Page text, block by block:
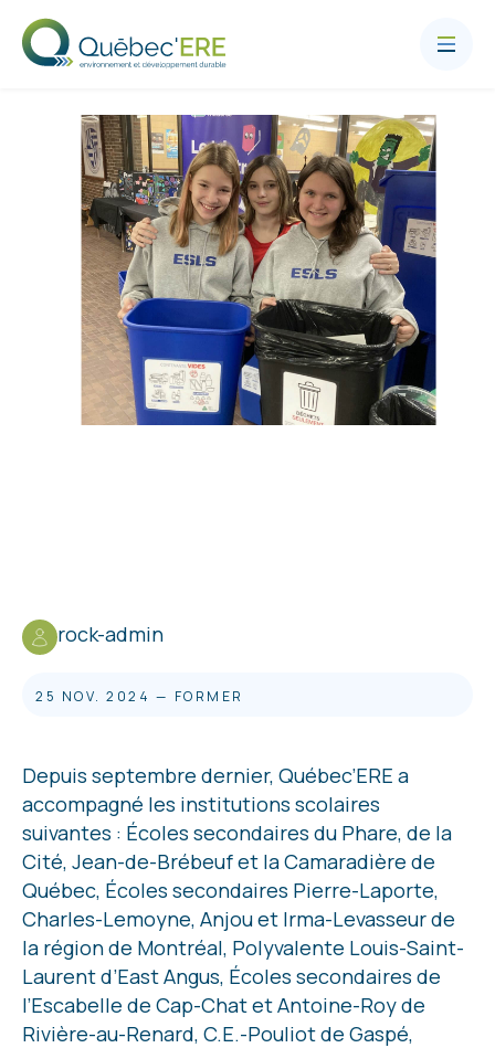
rock-admin
25 NOV. 2024 — FORMER
Depuis septembre dernier, Québec’ERE a
accompagné les institutions scolaires
suivantes : Écoles secondaires du Phare, de la
Cité, Jean-de-Brébeuf et la Camaradière de
Québec, Écoles secondaires Pierre-Laporte,
Charles-Lemoyne, Anjou et Irma-Levasseur de
la région de Montréal, Polyvalente Louis-Saint-
Laurent d’East Angus, Écoles secondaires de
l’Escabelle de Cap-Chat et Antoine-Roy de
Rivière-au-Renard, C.E.-Pouliot de Gaspé,